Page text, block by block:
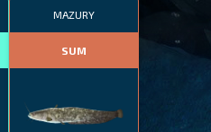
MAZURY
SUM